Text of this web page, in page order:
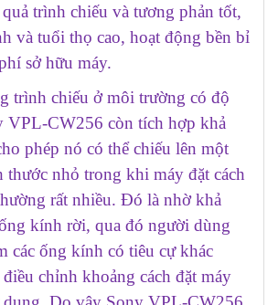
trình chiếu và tương phản tốt,
và tuổi thọ cao, hoạt động bền bỉ
sở hữu máy.
trình chiếu ở môi trường có độ
VPL-CW256 còn tích hợp khả
phép nó có thể chiếu lên một
thước nhỏ trong khi máy đặt cách
rất nhiều. Đó là nhờ khả
kính rời, qua đó người dùng
các ống kính có tiêu cự khác
chỉnh khoảng cách đặt máy